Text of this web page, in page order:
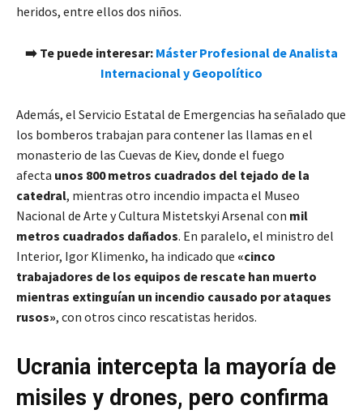
heridos, entre ellos dos niños.
➡️ Te puede interesar: Máster Profesional de Analista
Internacional y Geopolítico
Además, el Servicio Estatal de Emergencias ha señalado que
los bomberos trabajan para contener las llamas en el
monasterio de las Cuevas de Kiev, donde el fuego
afecta unos 800 metros cuadrados del tejado de la
catedral, mientras otro incendio impacta el Museo
Nacional de Arte y Cultura Mistetskyi Arsenal con mil
metros cuadrados dañados. En paralelo, el ministro del
Interior, Igor Klimenko, ha indicado que «cinco
trabajadores de los equipos de rescate han muerto
mientras extinguían un incendio causado por ataques
rusos», con otros cinco rescatistas heridos.
Ucrania intercepta la mayoría de
misiles y drones, pero confirma